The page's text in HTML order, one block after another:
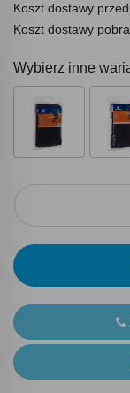
Koszt dostawy
Koszt dostawy
Wybierz inne